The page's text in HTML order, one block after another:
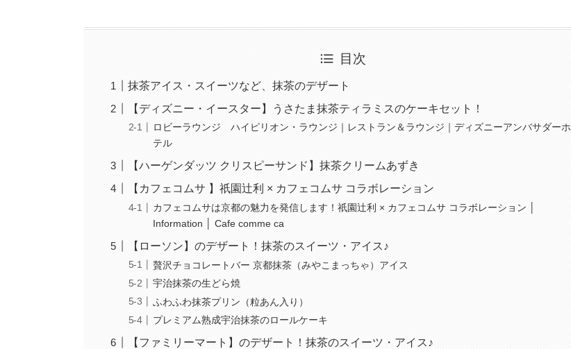
目次
抹茶アイス・スイーツなど、抹茶のデザート
【ディズニー・イースター】うさたま抹茶ティラミスのケーキセット！
ロビーラウンジ ハイピリオン・ラウンジ｜レストラン＆ラウンジ｜ディズニーアンバサダーホ
テル
【ハーゲンダッツ クリスピーサンド】抹茶クリームあずき
【カフェコムサ 】祇園辻利 × カフェコムサ コラボレーション
カフェコムサは京都の魅力を発信します！祇園辻利 × カフェコムサ コラボレーション │
Information │ Cafe comme ca
【ローソン】のデザート！抹茶のスイーツ・アイス♪
贅沢チョコレートバー 京都抹茶（みやこまっちゃ）アイス
宇治抹茶の生どら焼
ふわふわ抹茶プリン（粒あん入り）
プレミアム熟成宇治抹茶のロールケーキ
【ファミリーマート】のデザート！抹茶のスイーツ・アイス♪